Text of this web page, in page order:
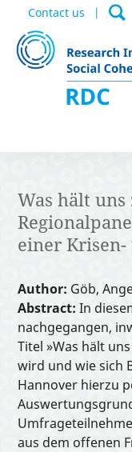
Contact us
Data Portal
Publications
Interactive Tools
About
Was hält uns
einer
Author: Göb,
Abstract: In
nachgegangen,
Titel »Was hält
wird und wie sich
Hannover hierzu
aus dem offenen